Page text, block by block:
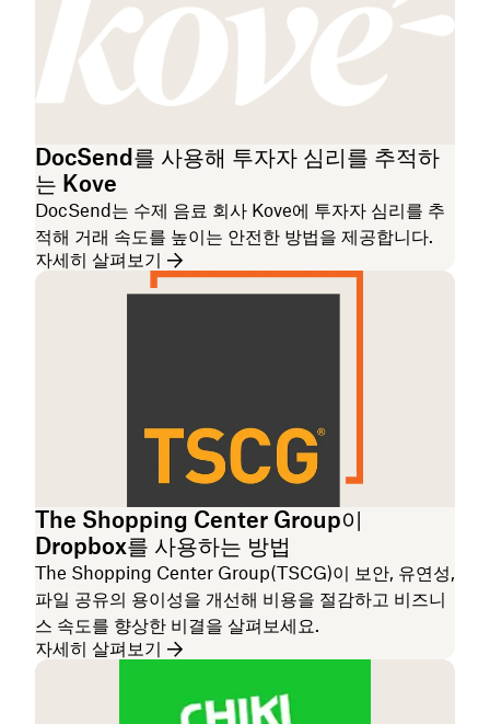
DocSend를 사용해 투자자 심리를 추적하
는 Kove
DocSend는 수제 음료 회사 Kove에 투자자 심리를 추
적해 거래 속도를 높이는 안전한 방법을 제공합니다.
자세히 살펴보기
The Shopping Center Group이
Dropbox를 사용하는 방법
The Shopping Center Group(TSCG)이 보안, 유연성,
파일 공유의 용이성을 개선해 비용을 절감하고 비즈니
스 속도를 향상한 비결을 살펴보세요.
자세히 살펴보기